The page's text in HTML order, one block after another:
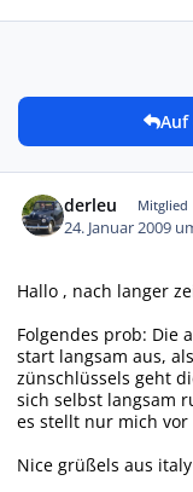
Auf
derleu Mitglied
24. Januar 2009
Hallo , nach langer
Folgendes prob: Die
start langsam aus,
zünschlüssels geht
sich selbst langsam
es stellt nur mich vor
Nice grüßels aus italy